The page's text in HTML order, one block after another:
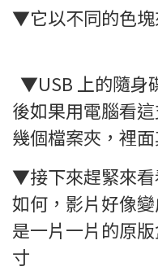
▼它以不同的色
▼USB 上的隨身
後如果用電腦看
幾個檔案夾，裡
▼接下來趕緊來看
如何，影片好像
是一片一片的原
寸